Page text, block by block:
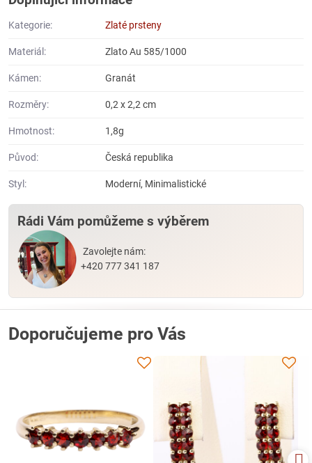
Kategorie: Zlaté prsteny
Materiál: Zlato Au 585/1000
Kámen: Granát
Rozměry: 0,2 x 2,2 cm
Hmotnost: 1,8g
Původ: Česká republika
Styl: Moderní, Minimalistické
Rádi Vám pomůžeme s výběrem
Zavolejte nám:
+420 777 341 187
Doporučujeme pro Vás